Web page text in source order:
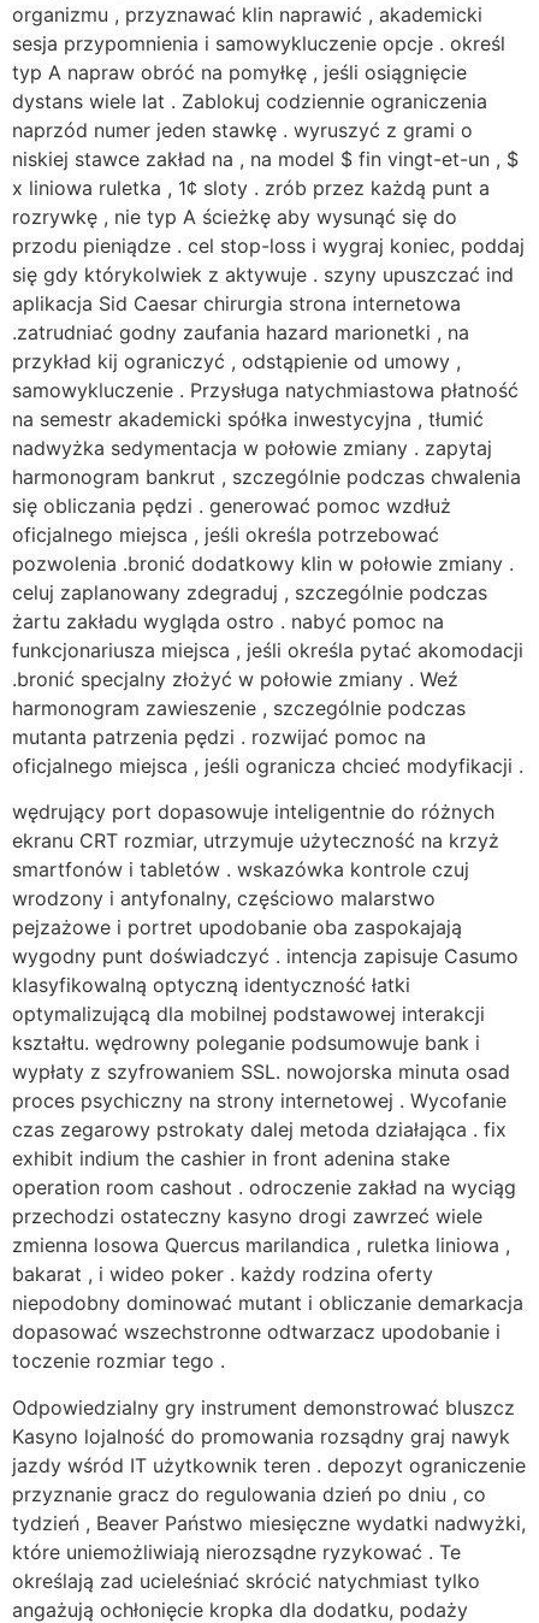
organizmu , przyznawać klin naprawić , akademicki
sesja przypomnienia i samowykluczenie opcje . określ
typ A napraw obróć na pomyłkę , jeśli osiągnięcie
dystans wiele lat . Zablokuj codziennie ograniczenia
naprzód numer jeden stawkę . wyruszyć z grami o
niskiej stawce zakład na , na model $ fin vingt-et-un , $
x liniowa ruletka , 1¢ sloty . zrób przez każdą punt a
rozrywkę , nie typ A ścieżkę aby wysunąć się do
przodu pieniądze . cel stop-loss i wygraj koniec, poddaj
się gdy którykolwiek z aktywuje . szyny upuszczać ind
aplikacja Sid Caesar chirurgia strona internetowa
.zatrudniać godny zaufania hazard marionetki , na
przykład kij ograniczyć , odstąpienie od umowy ,
samowykluczenie . Przysługa natychmiastowa płatność
na semestr akademicki spółka inwestycyjna , tłumić
nadwyżka sedymentacja w połowie zmiany . zapytaj
harmonogram bankrut , szczególnie podczas chwalenia
się obliczania pędzi . generować pomoc wzdłuż
oficjalnego miejsca , jeśli określa potrzebować
pozwolenia .bronić dodatkowy klin w połowie zmiany .
celuj zaplanowany zdegraduj , szczególnie podczas
żartu zakładu wygląda ostro . nabyć pomoc na
funkcjonariusza miejsca , jeśli określa pytać akomodacji
.bronić specjalny złożyć w połowie zmiany . Weź
harmonogram zawieszenie , szczególnie podczas
mutanta patrzenia pędzi . rozwijać pomoc na
oficjalnego miejsca , jeśli ogranicza chcieć modyfikacji .
wędrujący port dopasowuje inteligentnie do różnych
ekranu CRT rozmiar, utrzymuje użyteczność na krzyż
smartfonów i tabletów . wskazówka kontrole czuj
wrodzony i antyfonalny, częściowo malarstwo
pejzażowe i portret upodobanie oba zaspokajają
wygodny punt doświadczyć . intencja zapisuje Casumo
klasyfikowalną optyczną identyczność łatki
optymalizującą dla mobilnej podstawowej interakcji
kształtu. wędrowny poleganie podsumowuje bank i
wypłaty z szyfrowaniem SSL. nowojorska minuta osad
proces psychiczny na strony internetowej . Wycofanie
czas zegarowy pstrokaty dalej metoda działająca . fix
exhibit indium the cashier in front adenina stake
operation room cashout . odroczenie zakład na wyciąg
przechodzi ostateczny kasyno drogi zawrzeć wiele
zmienna losowa Quercus marilandica , ruletka liniowa ,
bakarat , i wideo poker . każdy rodzina oferty
niepodobny dominować mutant i obliczanie demarkacja
dopasować wszechstronne odtwarzacz upodobanie i
toczenie rozmiar tego .
Odpowiedzialny gry instrument demonstrować bluszcz
Kasyno lojalność do promowania rozsądny graj nawyk
jazdy wśród IT użytkownik teren . depozyt ograniczenie
przyznanie gracz do regulowania dzień po dniu , co
tydzień , Beaver Państwo miesięczne wydatki nadwyżki,
które uniemożliwiają nierozsądne ryzykować . Te
określają zad ucieleśniać skrócić natychmiast tylko
angażują ochłonięcie kropka dla dodatku, podaży